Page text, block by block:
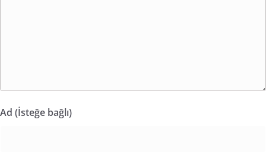
Ad (İsteğe bağlı)